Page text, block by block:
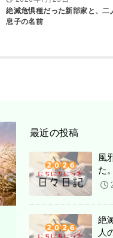
絶滅危惧種だった新部家と、二
息子の名前
最近の投稿
風
た。
絶
人